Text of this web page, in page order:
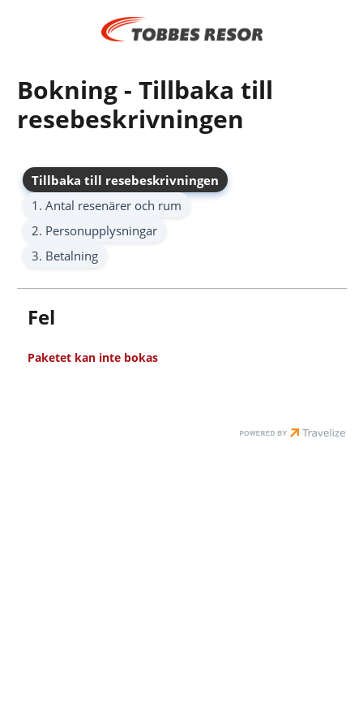
Bokning - Tillbaka till
resebeskrivningen
Tillbaka till resebeskrivningen
1. Antal resenärer och rum
2. Personupplysningar
3. Betalning
Fel
Paketet kan inte bokas